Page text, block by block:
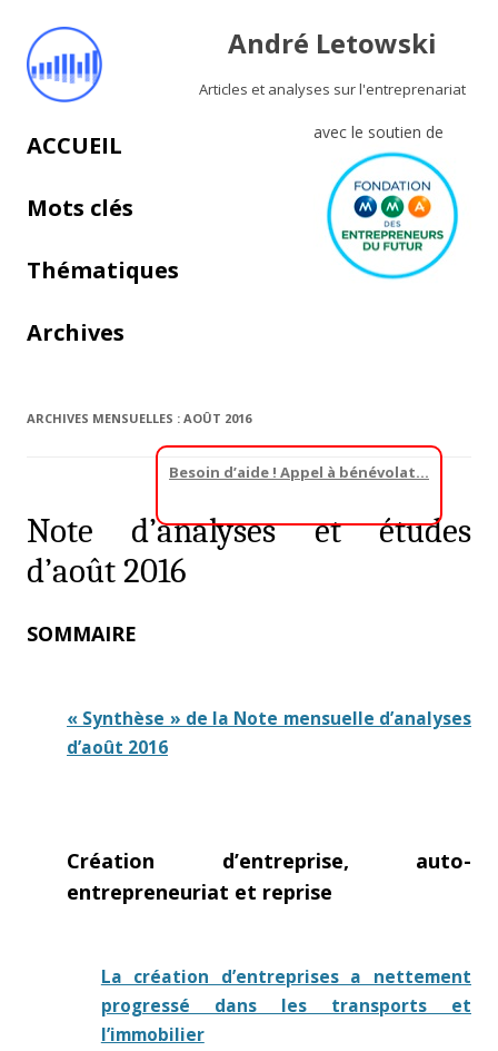
André Letowski
Articles et analyses sur l'entreprenariat
avec le soutien de
Aller au contenu principal
ACCUEIL
Mots clés
Thématiques
Archives
ARCHIVES MENSUELLES : AOÛT 2016
Note d’analyses et études
d’août 2016
SOMMAIRE
« Synthèse » de la Note mensuelle d’analyses
d’août 2016
Création d’entreprise, auto-
entrepreneuriat et reprise
La création d’entreprises a nettement
progressé dans les transports et
l’immobilier
Besoin d’aide ! Appel à bénévolat…